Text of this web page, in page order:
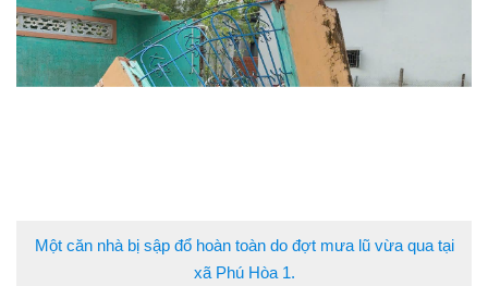
Một căn nhà bị sập đổ hoàn toàn do đợt mưa lũ vừa qua tại
xã Phú Hòa 1.